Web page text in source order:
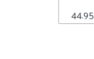
44.95